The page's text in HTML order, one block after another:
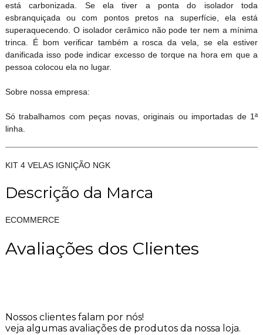
está carbonizada. Se ela tiver a ponta do isolador toda
esbranquiçada ou com pontos pretos na superfície, ela est
superaquecendo. O isolador cerâmico não pode ter nem a mínima
trinca. É bom verificar também a rosca da vela, se ela estiver
danificada isso pode indicar excesso de torque na hora em que a
pessoa colocou ela no lugar.
Sobre nossa empresa:
Só trabalhamos com peças novas, originais ou importadas de 1ª
linha.
KIT 4 VELAS IGNIÇÃO NGK
Descrição da Marca
ECOMMERCE
Avaliações dos Clientes
Nossos clientes falam por nós!
veja algumas avaliações de produtos da nossa loja.